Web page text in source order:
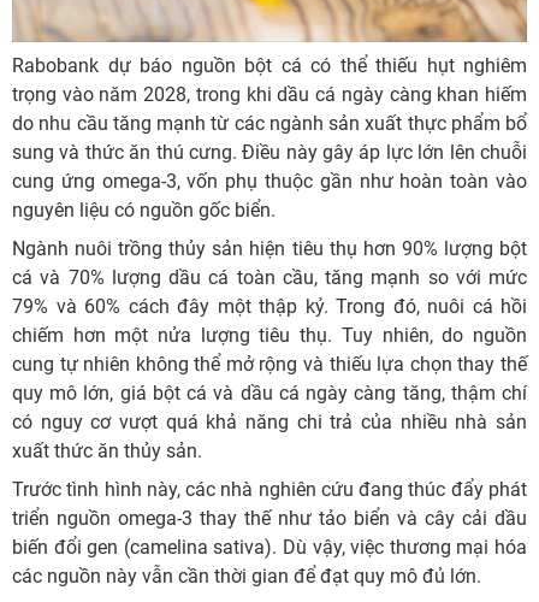
Rabobank dự báo nguồn bột cá có thể thiếu hụt nghiêm
trọng vào năm 2028, trong khi dầu cá ngày càng khan hiếm
do nhu cầu tăng mạnh từ các ngành sản xuất thực phẩm bổ
sung và thức ăn thú cưng. Điều này gây áp lực lớn lên chuỗi
cung ứng omega-3, vốn phụ thuộc gần như hoàn toàn vào
nguyên liệu có nguồn gốc biển.
Ngành nuôi trồng thủy sản hiện tiêu thụ hơn 90% lượng bột
cá và 70% lượng dầu cá toàn cầu, tăng mạnh so với mức
79% và 60% cách đây một thập kỷ. Trong đó, nuôi cá hồi
chiếm hơn một nửa lượng tiêu thụ. Tuy nhiên, do nguồn
cung tự nhiên không thể mở rộng và thiếu lựa chọn thay thế
quy mô lớn, giá bột cá và dầu cá ngày càng tăng, thậm chí
có nguy cơ vượt quá khả năng chi trả của nhiều nhà sản
xuất thức ăn thủy sản.
Trước tình hình này, các nhà nghiên cứu đang thúc đẩy phát
triển nguồn omega-3 thay thế như tảo biển và cây cải dầu
biến đổi gen (camelina sativa). Dù vậy, việc thương mại hóa
các nguồn này vẫn cần thời gian để đạt quy mô đủ lớn.